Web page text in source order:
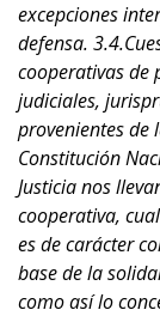
excepciones
defensa.
cooperativas de
judiciales,
provenientes
Constitución
Justicia nos
cooperativa,
es de carácter
base de la
como así lo